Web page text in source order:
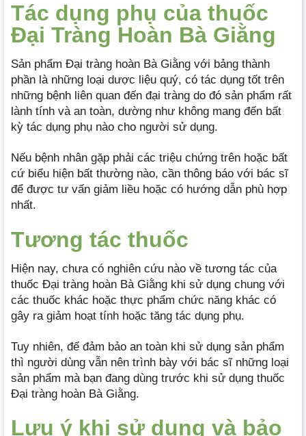
Tác dụng phụ của thuốc
Đại Tràng Hoàn Bà Giằng
Sản phẩm Đại tràng hoàn Bà Giằng với bảng thành
phần là những loại dược liệu quý, có tác dụng tốt trên
những bệnh liên quan đến đại tràng do đó sản phẩm rất
lành tính và an toàn, dường như không mang đến bất
kỳ tác dụng phụ nào cho người sử dụng.
Nếu bệnh nhân gặp phải các triệu chứng trên hoặc bất
cứ biểu hiện bất thường nào, cần thông báo với bác sĩ
để được tư vấn giảm liều hoặc có hướng dẫn phù hợp
nhất.
Tương tác thuốc
Hiện nay, chưa có nghiên cứu nào về tương tác của
thuốc Đại tràng hoàn Bà Giằng khi sử dụng chung với
các thuốc khác hoặc thực phẩm chức năng khác có
gây ra giảm hoạt tính hoặc tăng tác dụng phụ.
Tuy nhiên, để đảm bảo an toàn khi sử dụng sản phẩm
thì người dùng vẫn nên trình bày với bác sĩ những loại
sản phẩm mà bạn đang dùng trước khi sử dụng thuốc
Đại tràng hoàn Bà Giằng.
Lưu ý khi sử dụng và bảo